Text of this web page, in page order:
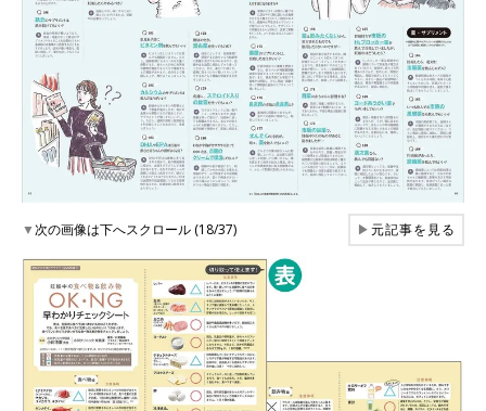
▼次の画像は下へスクロール (18/37) ▶元記事を見る